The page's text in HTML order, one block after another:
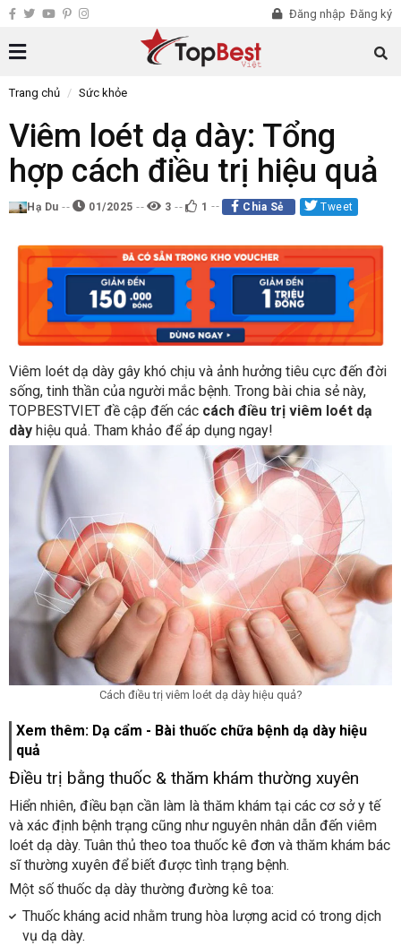
Đăng nhập Đăng ký
Trang chủ Sức khỏe
Viêm loét dạ dày: Tổng
hợp cách điều trị hiệu quả
Hạ Du 01/2025 3 1 Chia Sẻ Tweet
Viêm loét dạ dày gây khó chịu và ảnh hưởng tiêu cực đến đời
sống, tinh thần của người mắc bệnh. Trong bài chia sẻ này,
TOPBESTVIET đề cập đến các cách điều trị viêm loét dạ
dày hiệu quả. Tham khảo để áp dụng ngay!
Cách điều trị viêm loét dạ dày hiệu quả?
Xem thêm: Dạ cẩm - Bài thuốc chữa bệnh dạ dày hiệu
quả
Điều trị bằng thuốc & thăm khám thường xuyên
Hiển nhiên, điều bạn cần làm là thăm khám tại các cơ sở y tế
và xác định bệnh trạng cũng như nguyên nhân dẫn đến viêm
loét dạ dày. Tuân thủ theo toa thuốc kê đơn và thăm khám bác
sĩ thường xuyên để biết được tình trạng bệnh.
Một số thuốc dạ dày thường đường kê toa:
Thuốc kháng acid nhằm trung hòa lượng acid có trong dịch
vụ dạ dày.